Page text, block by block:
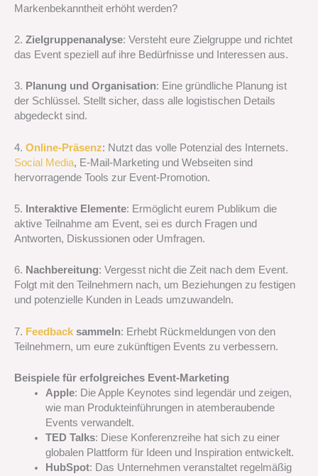
Markenbekanntheit erhöht werden?
2. Zielgruppenanalyse: Versteht eure Zielgruppe und richtet
das Event speziell auf ihre Bedürfnisse und Interessen aus.
3. Planung und Organisation: Eine gründliche Planung ist
der Schlüssel. Stellt sicher, dass alle logistischen Details
abgedeckt sind.
4. Online-Präsenz: Nutzt das volle Potenzial des Internets.
Social Media, E-Mail-Marketing und Webseiten sind
hervorragende Tools zur Event-Promotion.
5. Interaktive Elemente: Ermöglicht eurem Publikum die
aktive Teilnahme am Event, sei es durch Fragen und
Antworten, Diskussionen oder Umfragen.
6. Nachbereitung: Vergesst nicht die Zeit nach dem Event.
Folgt mit den Teilnehmern nach, um Beziehungen zu festigen
und potenzielle Kunden in Leads umzuwandeln.
7. Feedback sammeln: Erhebt Rückmeldungen von den
Teilnehmern, um eure zukünftigen Events zu verbessern.
Beispiele für erfolgreiches Event-Marketing
Apple: Die Apple Keynotes sind legendär und zeigen,
wie man Produkteinführungen in atemberaubende
Events verwandelt.
TED Talks: Diese Konferenzreihe hat sich zu einer
globalen Plattform für Ideen und Inspiration entwickelt.
HubSpot: Das Unternehmen veranstaltet regelmäßig